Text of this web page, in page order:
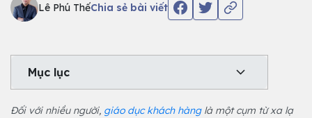
Lê Phú ThếChia sẻ bài viết
Mục lục
Đối với nhiều người, giáo dục khách hànglà một cụm từ xa lạ